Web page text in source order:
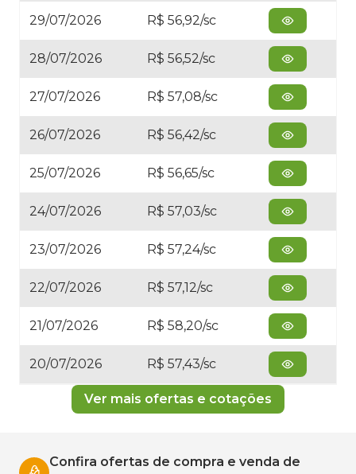
29/07/2026 R$ 56,92/sc
28/07/2026 R$ 56,52/sc
27/07/2026 R$ 57,08/sc
26/07/2026 R$ 56,42/sc
25/07/2026 R$ 56,65/sc
24/07/2026 R$ 57,03/sc
23/07/2026 R$ 57,24/sc
22/07/2026 R$ 57,12/sc
21/07/2026 R$ 58,20/sc
20/07/2026 R$ 57,43/sc
Ver mais ofertas e cotações
Confira ofertas de compra e venda de